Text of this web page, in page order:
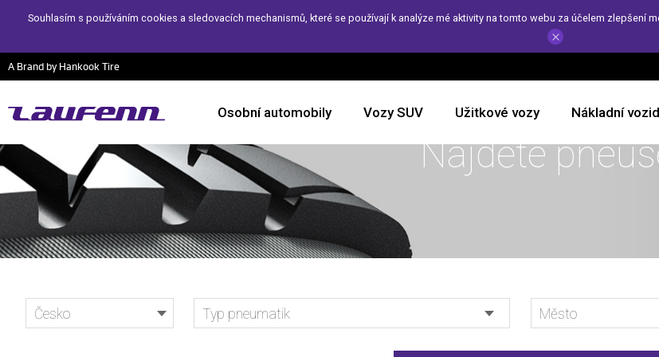
Souhlasím s používáním cookies a sledovacích mechanismů, které se používají k analýze mé aktivity na tomto webu za účelem zlepšení
A Brand by Hankook Tire
Osobní automobily Vozy SUV Užitkové vozy Nákladní
Najděte
Česko Typ pneumatik Město